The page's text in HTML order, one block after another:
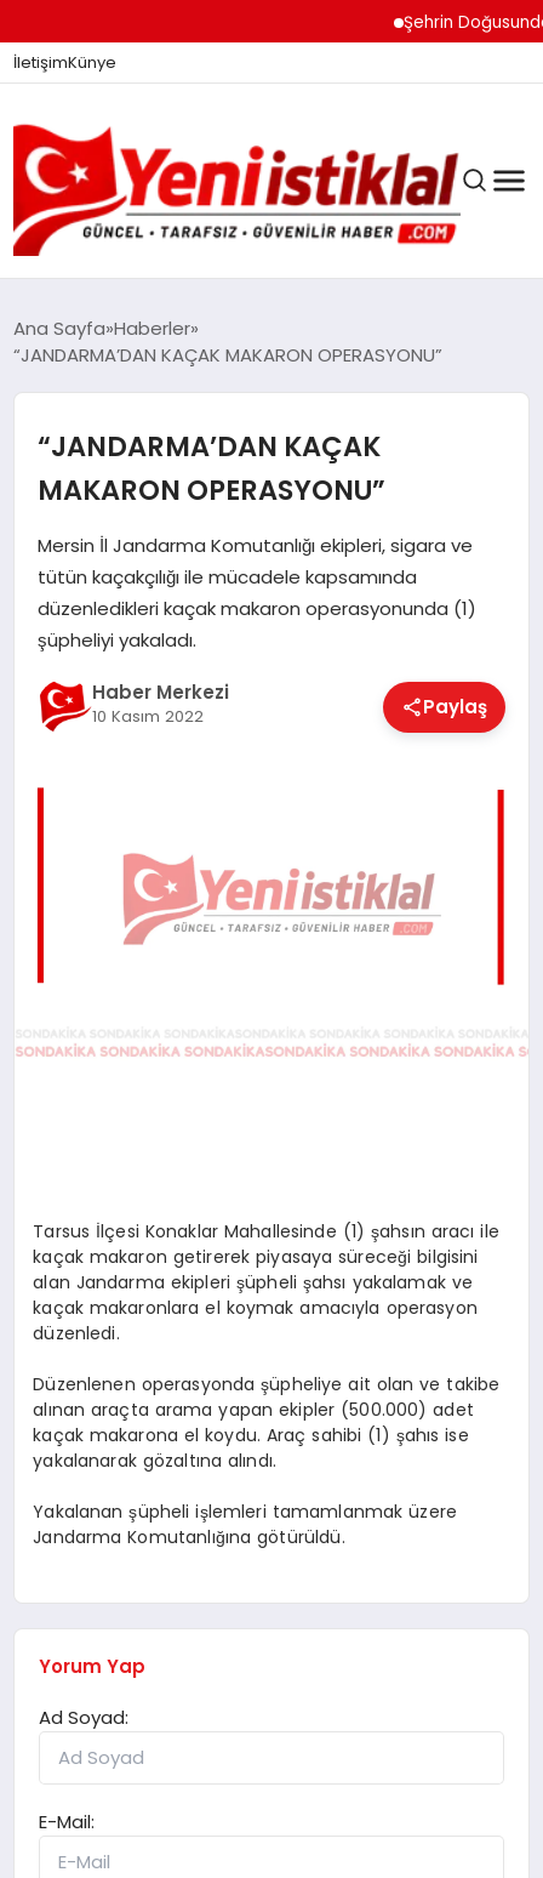
Şehrin Doğusundan
İletişimKünye
GÜNDEM
DÜNYA
EĞITIM
EKONOMI
Ana Sayfa Haberler
“JANDARMA’DAN KAÇAK MAKARON OPERASYONU”
“JANDARMA’DAN KAÇAK
MAKARON OPERASYONU”
Mersin İl Jandarma Komutanlığı ekipleri, sigara ve
tütün kaçakçılığı ile mücadele kapsamında
düzenledikleri kaçak makaron operasyonunda (1)
şüpheliyi yakaladı.
Haber Merkezi
10 Kasım 2022 Paylaş
Tarsus İlçesi Konaklar Mahallesinde (1) şahsın aracı ile
kaçak makaron getirerek piyasaya süreceği bilgisini
alan Jandarma ekipleri şüpheli şahsı yakalamak ve
kaçak makaronlara el koymak amacıyla operasyon
düzenledi.
Düzenlenen operasyonda şüpheliye ait olan ve takibe
alınan araçta arama yapan ekipler (500.000) adet
kaçak makarona el koydu. Araç sahibi (1) şahıs ise
yakalanarak gözaltına alındı.
Yakalanan şüpheli işlemleri tamamlanmak üzere
Jandarma Komutanlığına götürüldü.
Yorum Yap
Ad Soyad:
E-Mail: